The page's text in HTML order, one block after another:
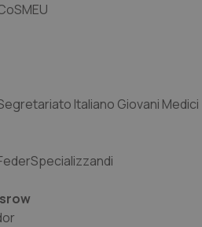
Italiano Giovani Medici